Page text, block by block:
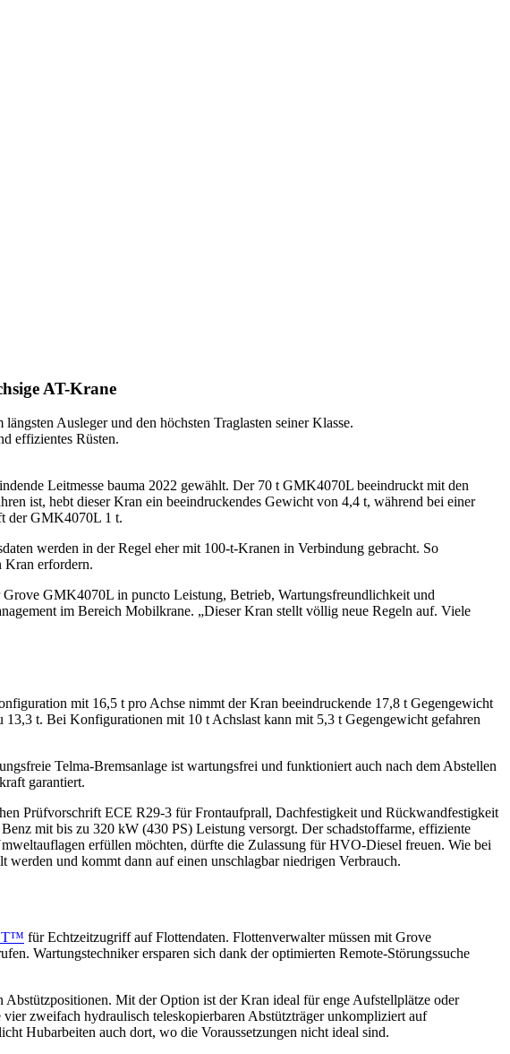
AT-Krane
Ausleger und den höchsten Traglasten seiner Klasse.
effizientes Rüsten.
Leitmesse bauma 2022 gewählt. Der 70 t GMK4070L beeindruckt mit den
ist, hebt dieser Kran ein beeindruckendes Gewicht von 4,4 t, während bei einer
der GMK4070L 1 t.
werden in der Regel eher mit 100-t-Kranen in Verbindung gebracht. So
Kran erfordern.
Grove GMK4070L in puncto Leistung, Betrieb, Wartungsfreundlichkeit und
im Bereich Mobilkrane. „Dieser Kran stellt völlig neue Regeln auf. Viele
mit 16,5 t pro Achse nimmt der Kran beeindruckende 17,8 t Gegengewicht
t. Bei Konfigurationen mit 10 t Achslast kann mit 5,3 t Gegengewicht gefahren
Telma-Bremsanlage ist wartungsfrei und funktioniert auch nach dem Abstellen
garantiert.
Prüfvorschrift ECE R29-3 für Frontaufprall, Dachfestigkeit und Rückwandfestigkeit
mit bis zu 320 kW (430 PS) Leistung versorgt. Der schadstoffarme, effiziente
erfüllen möchten, dürfte die Zulassung für HVO-Diesel freuen. Wie bei
und kommt dann auf einen unschlagbar niedrigen Verbrauch.
für Echtzeitzugriff auf Flottendaten. Flottenverwalter müssen mit Grove
Wartungstechniker ersparen sich dank der optimierten Remote-Störungssuche
Mit der Option ist der Kran ideal für enge Aufstellplätze oder
zweifach hydraulisch teleskopierbaren Abstützträger unkompliziert auf
Hubarbeiten auch dort, wo die Voraussetzungen nicht ideal sind.